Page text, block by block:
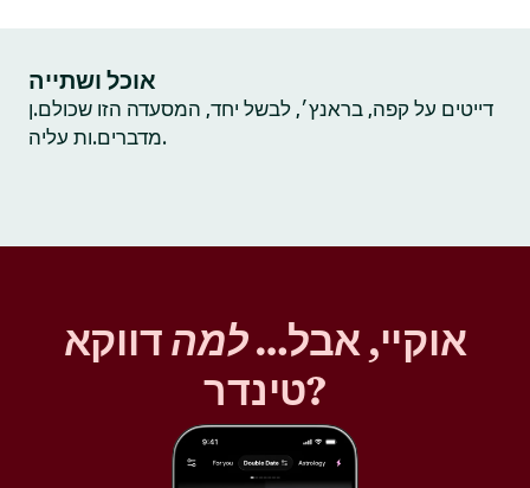
אוכל ושתייה
דייטים על קפה, בראנץ׳, לבשל יחד, המסעדה הזו שכולם.ן
מדברים.ות עליה.
אוקיי, אבל…למהדווקא
טינדר?